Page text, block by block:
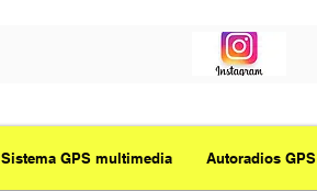
Sistema GPS multimedia Autoradios GPS